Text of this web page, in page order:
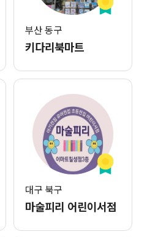
부산 동구
키다리북마트
대구 북구
마술피리 어린이서점